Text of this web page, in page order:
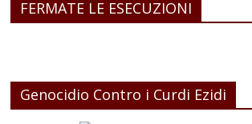
FERMATE LE ESECUZIONI
Genocidio Contro i Curdi Ezidi